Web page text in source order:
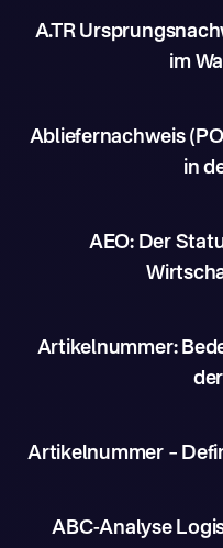
A.TR
im
Abliefernachweis
in
AEO: Der
Artikelnummer:
Artikelnummer –
ABC-Analyse